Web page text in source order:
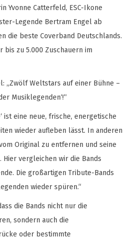
Yvonne Catterfeld, ESC-Ikone
Legende Bertram Engel ab
die beste Coverband Deutschlands.
bis zu 5.000 Zuschauern im
„Zwölf Weltstars auf einer Bühne –
Musiklegenden‘!“
ist eine neue, frische, energetische
wieder aufleben lässt. In anderen
Original zu entfernen und seine
vergleichen wir die Bands
Die großartigen Tribute-Bands
wieder spüren.“
die Bands nicht nur die
sondern auch die
oder bestimmte